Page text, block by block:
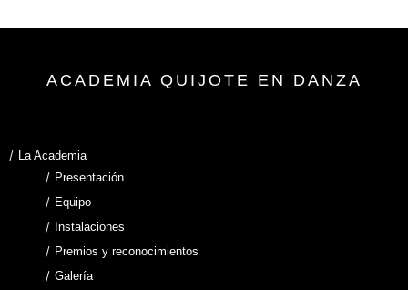
ACADEMIA QUIJOTE EN DANZA
La Academia
Presentación
Equipo
Instalaciones
Premios y reconocimientos
Galería